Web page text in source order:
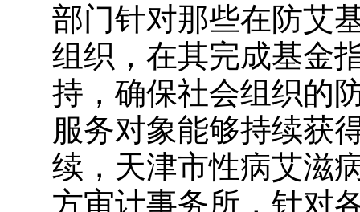
部门针对那些在防艾
组织，在其完成基金
持，确保社会组织的
服务对象能够持续获
续，天津市性病艾滋
方审计事务所，针对